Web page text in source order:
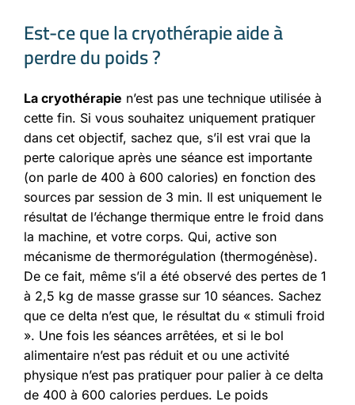
Est-ce que la cryothérapie aide à
perdre du poids ?
La cryothérapie n’est pas une technique utilisée à
cette fin. Si vous souhaitez uniquement pratiquer
dans cet objectif, sachez que, s’il est vrai que la
perte calorique après une séance est importante
(on parle de 400 à 600 calories) en fonction des
sources par session de 3 min. Il est uniquement le
résultat de l’échange thermique entre le froid dans
la machine, et votre corps. Qui, active son
mécanisme de thermorégulation (thermogénèse).
De ce fait, même s’il a été observé des pertes de 1
à 2,5 kg de masse grasse sur 10 séances. Sachez
que ce delta n’est que, le résultat du « stimuli froid
». Une fois les séances arrêtées, et si le bol
alimentaire n’est pas réduit et ou une activité
physique n’est pas pratiquer pour palier à ce delta
de 400 à 600 calories perdues. Le poids